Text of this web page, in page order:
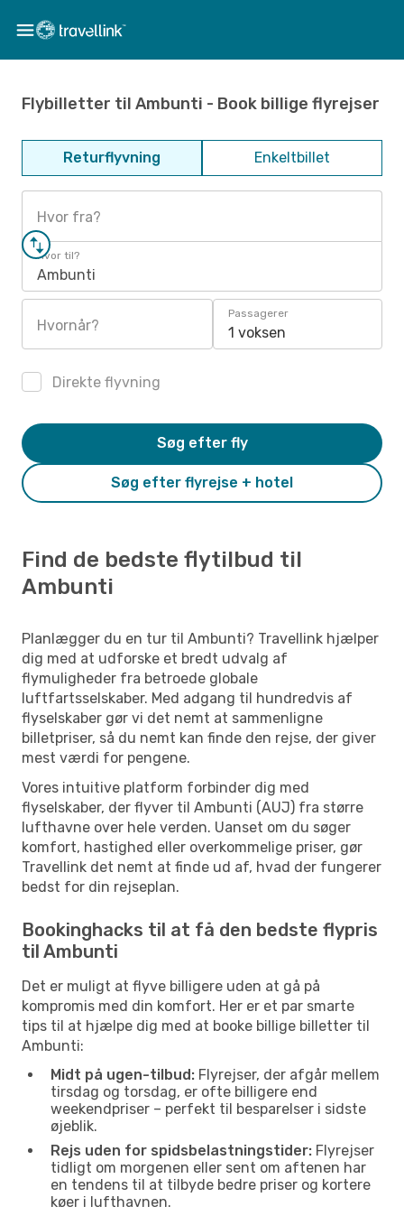
Flybilletter til Ambunti - Book billige flyrejser
Returflyvning Enkeltbillet
Hvor fra?
Hvor til?
Ambunti
Hvornår?
Passagerer
1 voksen
Direkte flyvning
Søg efter flyrejse + hotel
Søg efter fly
Find de bedste flytilbud til
Ambunti
Planlægger du en tur til Ambunti? Travellink hjælper
dig med at udforske et bredt udvalg af
flymuligheder fra betroede globale
luftfartsselskaber. Med adgang til hundredvis af
flyselskaber gør vi det nemt at sammenligne
billetpriser, så du nemt kan finde den rejse, der giver
mest værdi for pengene.
Vores intuitive platform forbinder dig med
flyselskaber, der flyver til Ambunti (AUJ) fra større
lufthavne over hele verden. Uanset om du søger
komfort, hastighed eller overkommelige priser, gør
Travellink det nemt at finde ud af, hvad der fungerer
bedst for din rejseplan.
Bookinghacks til at få den bedste flypris
til Ambunti
Det er muligt at flyve billigere uden at gå på
kompromis med din komfort. Her er et par smarte
tips til at hjælpe dig med at booke billige billetter til
Ambunti:
Midt på ugen-tilbud: Flyrejser, der afgår mellem
tirsdag og torsdag, er ofte billigere end
weekendpriser – perfekt til besparelser i sidste
øjeblik.
Rejs uden for spidsbelastningstider: Flyrejser
tidligt om morgenen eller sent om aftenen har
en tendens til at tilbyde bedre priser og kortere
køer i lufthavnen.